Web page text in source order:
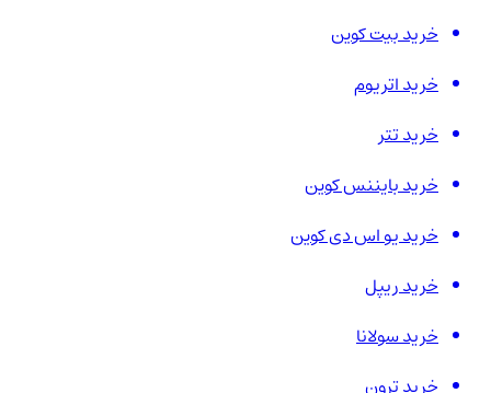
خرید بیت کوین
خرید اتریوم
خرید تتر
خرید بایننس کوین
خرید یو اس دی کوین
خرید ریپل
خرید سولانا
خرید ترون